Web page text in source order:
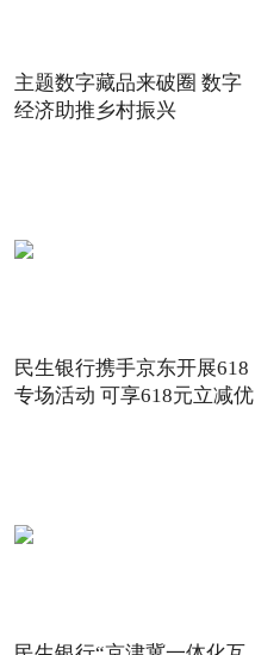
主题数字藏品来破圈 数字
经济助推乡村振兴
民生银行携手京东开展618
专场活动 可享618元立减优